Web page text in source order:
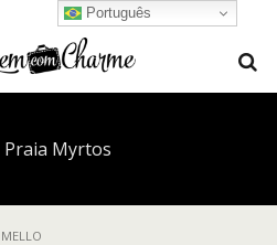
Praia Myrtos
Português